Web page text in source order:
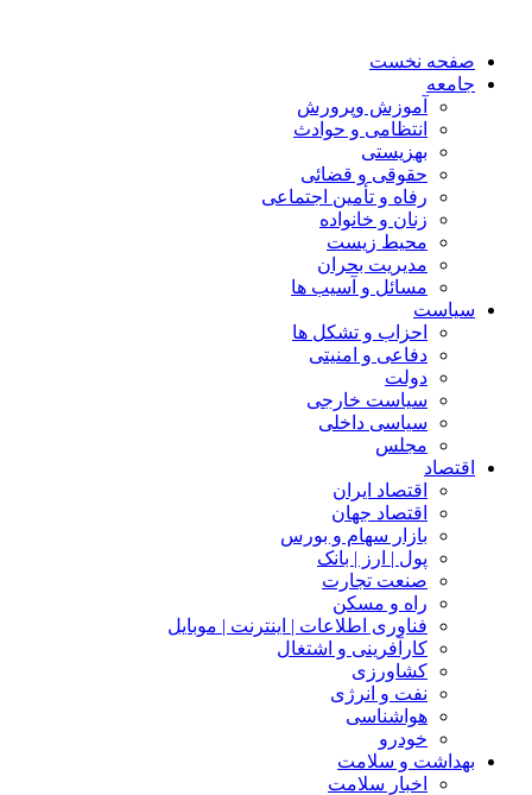
صفحه نخست
جامعه
آموزش وپرورش
انتظامی و حوادث
بهزیستی
حقوقی و قضائی
رفاه و تأمین اجتماعی
زنان و خانواده
محیط زیست
مدیریت بحران
مسائل و آسیب ها
سیاست
احزاب و تشکل ها
دفاعی و امنیتی
دولت
سیاست خارجی
سیاسی داخلی
مجلس
اقتصاد
اقتصاد ایران
اقتصاد جهان
بازار سهام و بورس
پول | ارز | بانک
صنعت تجارت
راه و مسکن
فناوری اطلاعات | اینترنت | موبایل
کارآفرینی و اشتغال
کشاورزی
نفت و انرژی
هواشناسی
خودرو
بهداشت و سلامت
اخبار سلامت